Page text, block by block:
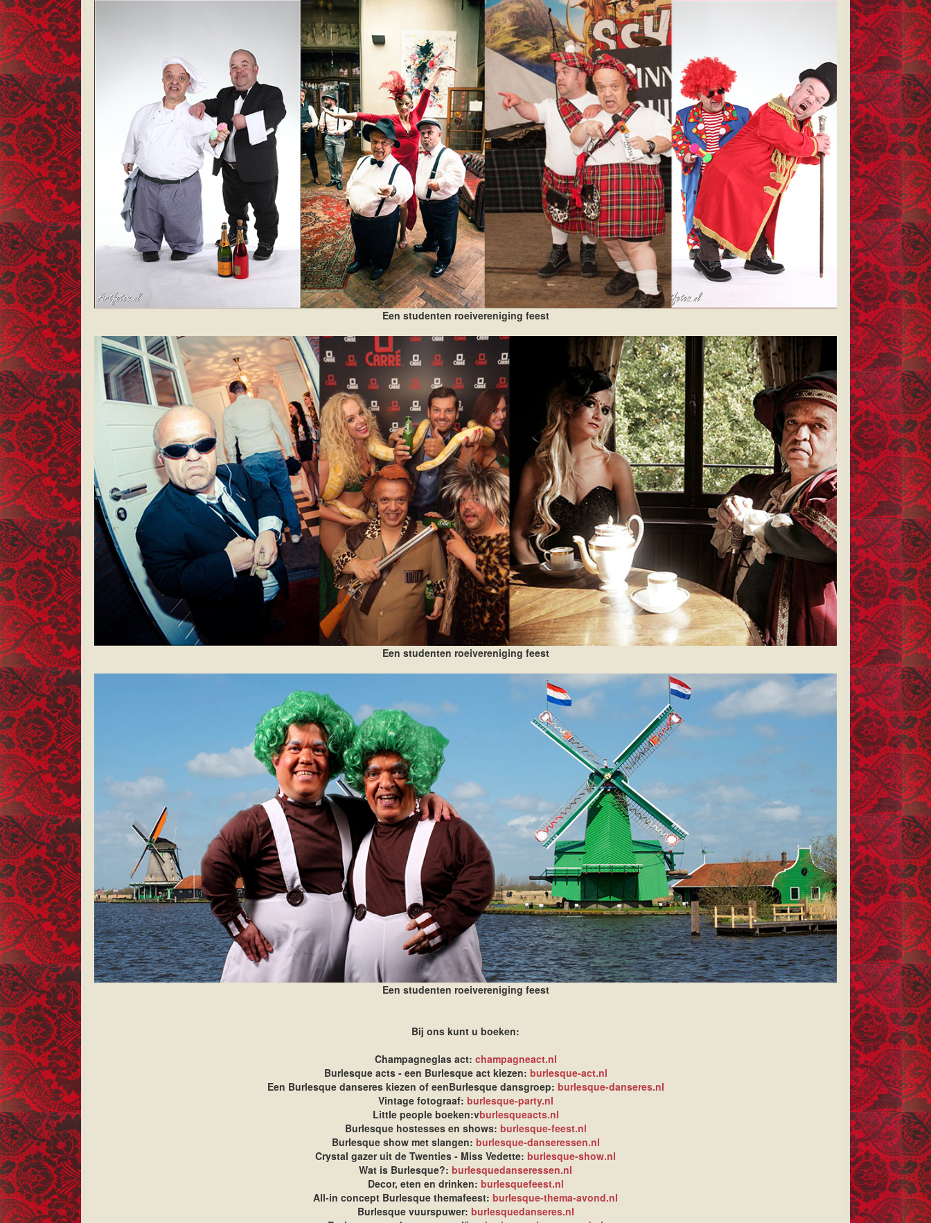
Een studenten roeivereniging feest
Een studenten roeivereniging feest
Een studenten roeivereniging feest
Bij ons kunt u boeken:
Champagneglas act: champagneact.nl
Burlesque acts - een Burlesque act kiezen: burlesque-act.nl
Een Burlesque danseres kiezen of eenBurlesque dansgroep: burlesque-danseres.nl
Vintage fotograaf: burlesque-party.nl
Little people boeken:vburlesqueacts.nl
Burlesque hostesses en shows: burlesque-feest.nl
Burlesque show met slangen: burlesque-danseressen.nl
Crystal gazer uit de Twenties - Miss Vedette: burlesque-show.nl
Wat is Burlesque?: burlesquedanseressen.nl
Decor, eten en drinken: burlesquefeest.nl
All-in concept Burlesque themafeest: burlesque-thema-avond.nl
Burlesque vuurspuwer: burlesquedanseres.nl